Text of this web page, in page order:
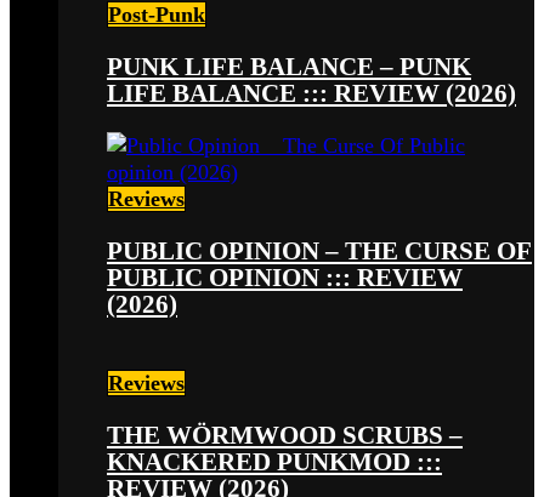
Post-Punk
PUNK LIFE BALANCE – PUNK
LIFE BALANCE ::: REVIEW (2026)
Reviews
PUBLIC OPINION – THE CURSE OF
PUBLIC OPINION ::: REVIEW
(2026)
Reviews
THE WÖRMWOOD SCRUBS –
KNACKERED PUNKMOD :::
REVIEW (2026)